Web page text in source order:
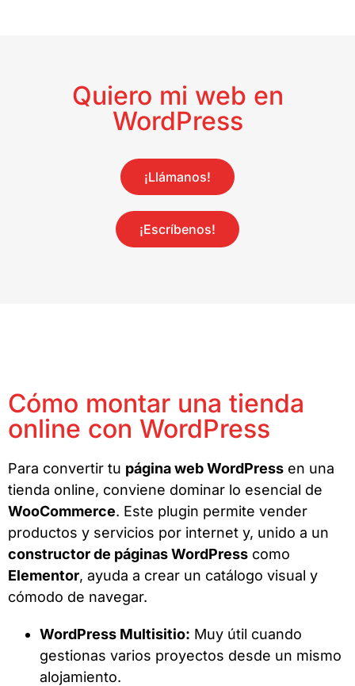
Quiero mi web en
WordPress
¡Llámanos!
¡Escríbenos!
Cómo montar una tienda
online con WordPress
Para convertir tu página web WordPress en una
tienda online, conviene dominar lo esencial de
WooCommerce. Este plugin permite vender
productos y servicios por internet y, unido a un
constructor de páginas WordPress como
Elementor, ayuda a crear un catálogo visual y
cómodo de navegar.
WordPress Multisitio: Muy útil cuando
gestionas varios proyectos desde un mismo
alojamiento.